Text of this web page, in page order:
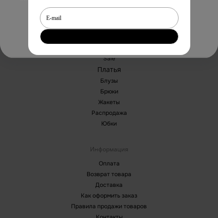
Каталог
Sale
Платья
Блузы
Брюки
Жакеты
Распродажа
Юбки
Информация
Оплата
Возврат товара
Доставка
Как оформить заказ
Правила продажи товаров
Yes Cancel